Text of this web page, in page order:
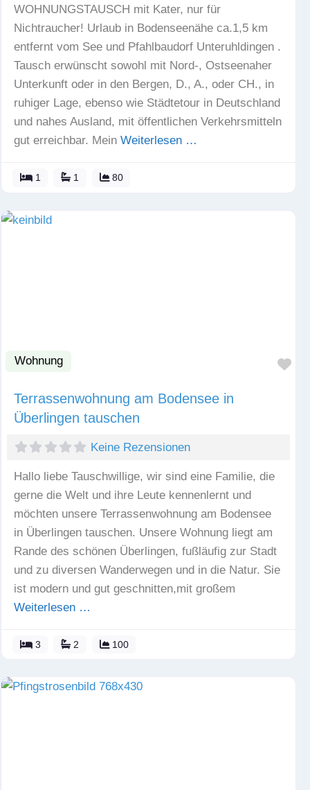
WOHNUNGSTAUSCH mit Kater, nur für
Nichtraucher! Urlaub in Bodenseenähe ca.1,5 km
entfernt vom See und Pfahlbaudorf Unteruhldingen .
Tausch erwünscht sowohl mit Nord-, Ostseenaher
Unterkunft oder in den Bergen, D., A., oder CH., in
ruhiger Lage, ebenso wie Städtetour in Deutschland
und nahes Ausland, mit öffentlichen Verkehrsmitteln
gut erreichbar. Mein Weiterlesen …
1 1 80
Wohnung
Terrassenwohnung am Bodensee in
Überlingen tauschen
Keine Rezensionen
Hallo liebe Tauschwillige, wir sind eine Familie, die
gerne die Welt und ihre Leute kennenlernt und
möchten unsere Terrassenwohnung am Bodensee
in Überlingen tauschen. Unsere Wohnung liegt am
Rande des schönen Überlingen, fußläufig zur Stadt
und zu diversen Wanderwegen und in die Natur. Sie
ist modern und gut geschnitten,mit großem
Weiterlesen …
3 2 100